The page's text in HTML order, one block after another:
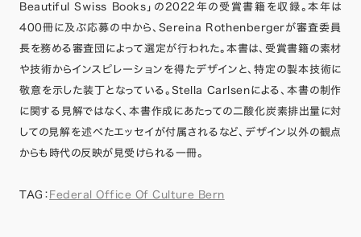
Beautiful Swiss Books」の2022年の受賞書籍を収録。本年は
400冊に及ぶ応募の中から、Sereina Rothenbergerが審査委員
長を務める審査団によって選定が行われた。本書は、受賞書籍の素材
や技術からインスピレーションを得たデザインと、特定の製本技術に
敬意を示した装丁となっている。Stella Carlsenによる、本書の制作
に関する見解ではなく、本書作成にあたっての二酸化炭素排出量に対
しての見解を述べたエッセイが付属されるなど、デザイン以外の観点
からも時代の反映が見受けられる一冊。
TAG： Federal Office Of Culture Bern